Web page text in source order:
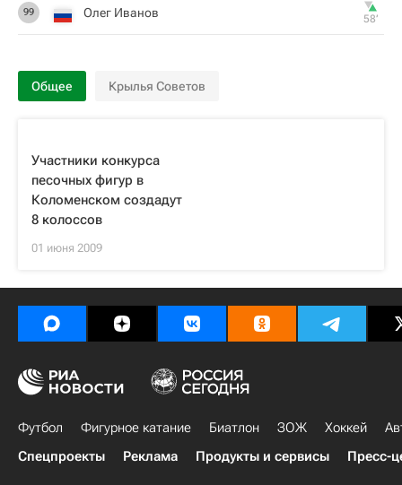
99 Олег Иванов 58‎’‎
Общее Крылья Советов
Участники конкурса
песочных фигур в
Коломенском создадут
8 колоссов
01 июня 2009
Футбол Фигурное катание Биатлон ЗОЖ Хоккей
Спецпроекты
Реклама Продукты и сервисы Пресс-